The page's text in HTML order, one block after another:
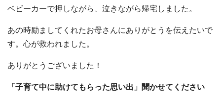
ベビーカーで押しながら、泣きながら帰宅しました。
あの時励ましてくれたお母さんにありがとうを伝えたいで
す。心が救われました。
ありがとうございました！
「子育て中に助けてもらった思い出」聞かせてください